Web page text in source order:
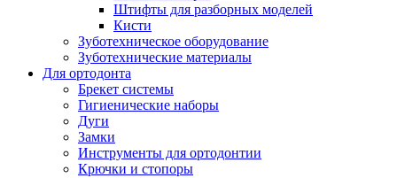
Штифты для разборных моделей
Кисти
Зуботехническое оборудование
Зуботехнические материалы
Для ортодонта
Брекет системы
Гигиенические наборы
Дуги
Замки
Инструменты для ортодонтии
Крючки и стопоры